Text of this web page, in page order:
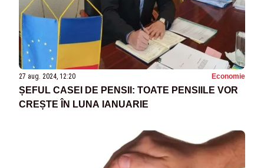
27 aug. 2024, 12:20 Economie
ȘEFUL CASEI DE PENSII: TOATE PENSIILE VOR
CREȘTE ÎN LUNA IANUARIE